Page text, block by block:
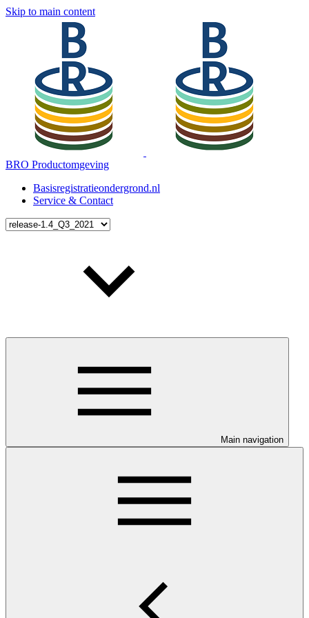
Skip to main content
BRO Productomgeving
Basisregistratieondergrond.nl
Service & Contact
Main navigation